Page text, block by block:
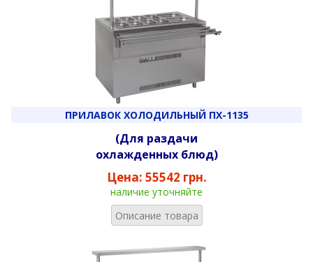
ПРИЛАВОК ХОЛОДИЛЬНЫЙ ПХ-1135
(Для раздачи
охлажденных блюд)
Цена: 55542 грн.
наличие уточняйте
Описание товара